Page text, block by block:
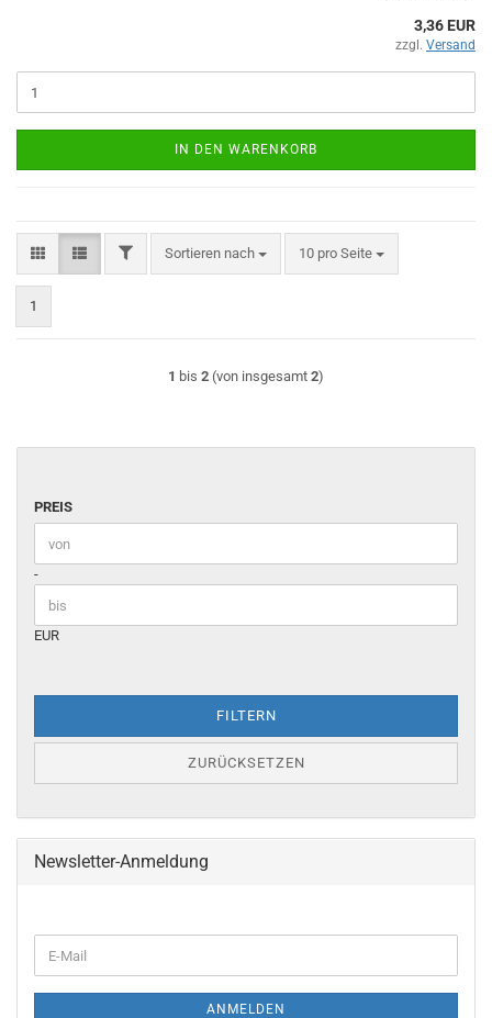
3,36 EUR
zzgl. Versand
IN DEN WARENKORB
FILTERSortieren nach
Sortieren nach 10 pro Seite
pro Seite
1
1 bis 2 (von insgesamt 2)
PREIS
PREIS
Preis bis
-
EUR
FILTERN
ZURÜCKSETZEN
Newsletter-Anmeldung
ZUR
E-
Mail
ANMELDEN